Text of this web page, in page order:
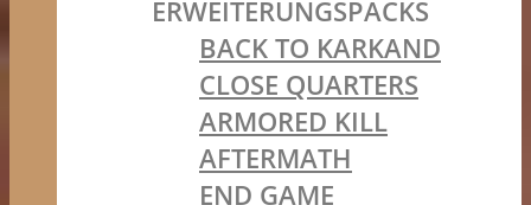
ERWEITERUNGSPACKS
BACK TO KARKAND
CLOSE QUARTERS
ARMORED KILL
AFTERMATH
END GAME